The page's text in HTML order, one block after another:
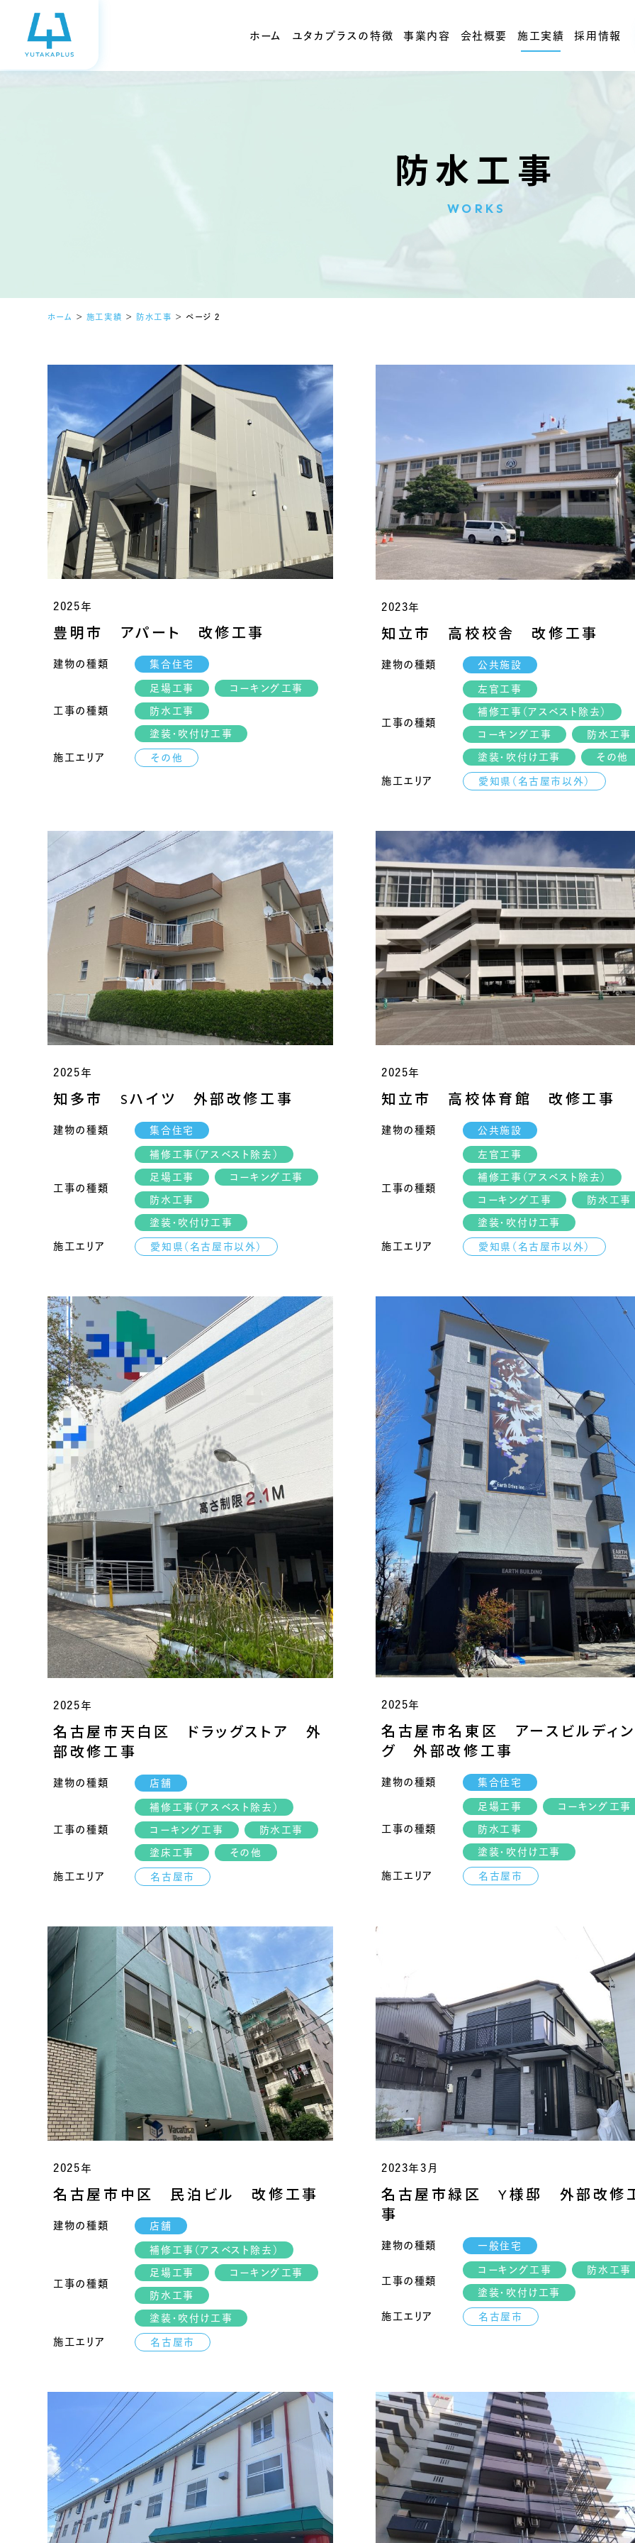
ホーム ユタカプラスの特徴 事業内容 会社概要 施工実績 採用情報
防水工事
WORKS
ホーム ＞ 施工実績 ＞ 防水工事 ＞ ページ 2
2025年
豊明市 アパート 改修工事
建物の種類 集合住宅
工事の種類
足場工事 コーキング工事
防水工事
塗装・吹付け工事
施工エリア その他
2023年
知立市 高校校舎 改修工事
建物の種類 公共施設
工事の種類
左官工事
補修工事（アスベスト除去）
コーキング工事 防水工事
塗装・吹付け工事 その他
施工エリア 愛知県（名古屋市以外）
2025年
知多市 Sハイツ 外部改修工事
建物の種類 集合住宅
工事の種類
補修工事（アスベスト除去）
足場工事 コーキング工事
防水工事
塗装・吹付け工事
施工エリア 愛知県（名古屋市以外）
2025年
知立市 高校体育館 改修工事
建物の種類 公共施設
工事の種類
左官工事
補修工事（アスベスト除去）
コーキング工事 防水工事
塗装・吹付け工事
施工エリア 愛知県（名古屋市以外）
2025年
名古屋市天白区 ドラッグストア 外
部改修工事
建物の種類 店舗
工事の種類
補修工事（アスベスト除去）
コーキング工事 防水工事
塗床工事 その他
施工エリア 名古屋市
2025年
名古屋市名東区 アースビルディン
グ 外部改修工事
建物の種類 集合住宅
工事の種類
足場工事 コーキング工事
防水工事
塗装・吹付け工事
施工エリア 名古屋市
2025年
名古屋市中区 民泊ビル 改修工事
建物の種類 店舗
工事の種類
補修工事（アスベスト除去）
足場工事 コーキング工事
防水工事
塗装・吹付け工事
施工エリア 名古屋市
2023年3月
名古屋市緑区 Y様邸 外部改修
事
建物の種類 一般住宅
工事の種類
コーキング工事 防水工事
塗装・吹付け工事
施工エリア 名古屋市